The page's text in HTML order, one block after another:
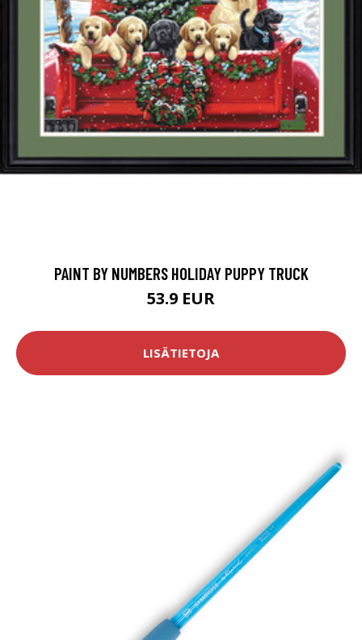
PAINT BY NUMBERS HOLIDAY PUPPY TRUCK
53.9 EUR
LISÄTIETOJA